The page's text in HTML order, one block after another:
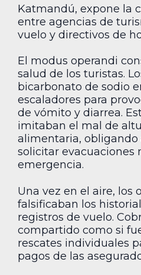
Katmandú, expone la
entre agencias de
vuelo y directivos de
El modus operandi
salud de los turistas.
bicarbonato de sodio
escaladores para
de vómito y diarrea.
imitaban el mal de
alimentaria, obligando
solicitar evacuaciones
emergencia.
Una vez en el aire, los
falsificaban los
registros de vuelo.
compartido como si
rescates individuales
pagos de las